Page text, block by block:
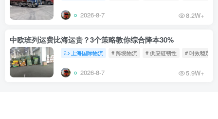
2026-8-7 8.2W+
中欧班列运费比海运贵？3个策略教你综合降本30%
上海国际物流 # 跨境物流 # 供应链韧性 # 时效稳定
2026-8-7 5.9W+